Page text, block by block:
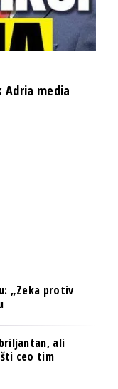
Adria media
„Zeka protiv
ali
ceo tim